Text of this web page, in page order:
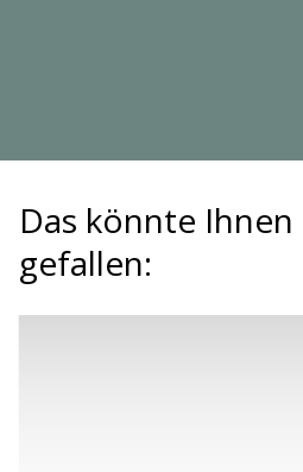
Das könnte Ihnen
gefallen: